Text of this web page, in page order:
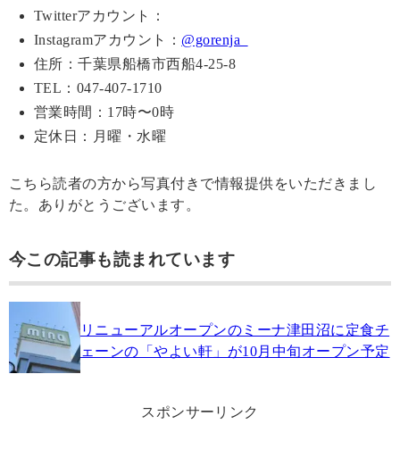
Twitterアカウント：
Instagramアカウント： @gorenja_
住所：千葉県船橋市西船4-25-8
TEL：047-407-1710
営業時間：17時〜0時
定休日：月曜・水曜
こちら読者の方から写真付きで情報提供をいただきまし
た。ありがとうございます。
今この記事も読まれています
リニューアルオープンのミーナ津田沼に定食チ
ェーンの「やよい軒」が10月中旬オープン予定
スポンサーリンク